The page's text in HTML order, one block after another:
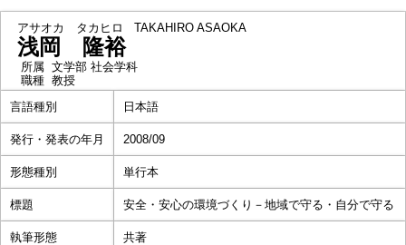
アサオカ タカヒロ TAKAHIRO ASAOKA
浅岡 隆裕
所属 文学部 社会学科
職種 教授
言語種別
日本語
発行・発表の年月 2008/09
形態種別 単行本
標題 安全・安心の環境づくり－地域で守る・自分で守る
執筆形態 共著